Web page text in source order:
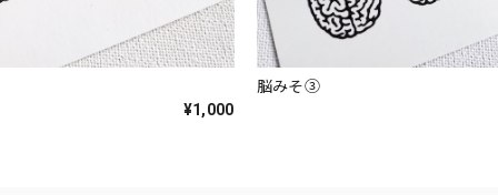
¥1,000
脳みそ③